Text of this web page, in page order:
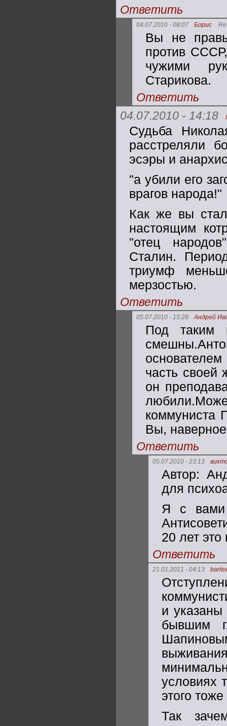
Ответить
04.07.2010 - 08:07 Борис
Вы не
против
чужими
Старикова.
Ответить
04.07.2010 - 14:18
Судьба
расстреляли
эсэры и
"а убили его
врагов народа!"
Как же вы
настоящим
"отец
Сталин.
триумф
мерзостью.
Ответить
05.07.2010 - 15:28 Андрей
Под таким
часть
он
коммуниста
Вы,
Ответить
05.07.2010 - 23:13
Автор:
для
Я с вами
20 лет это
Ответить
21.01.2011 - 04:13
и
бывшим
условиях
этого
Так